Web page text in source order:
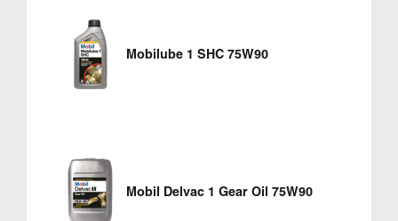
Mobilube 1 SHC 75W90
Mobil Delvac 1 Gear Oil 75W90